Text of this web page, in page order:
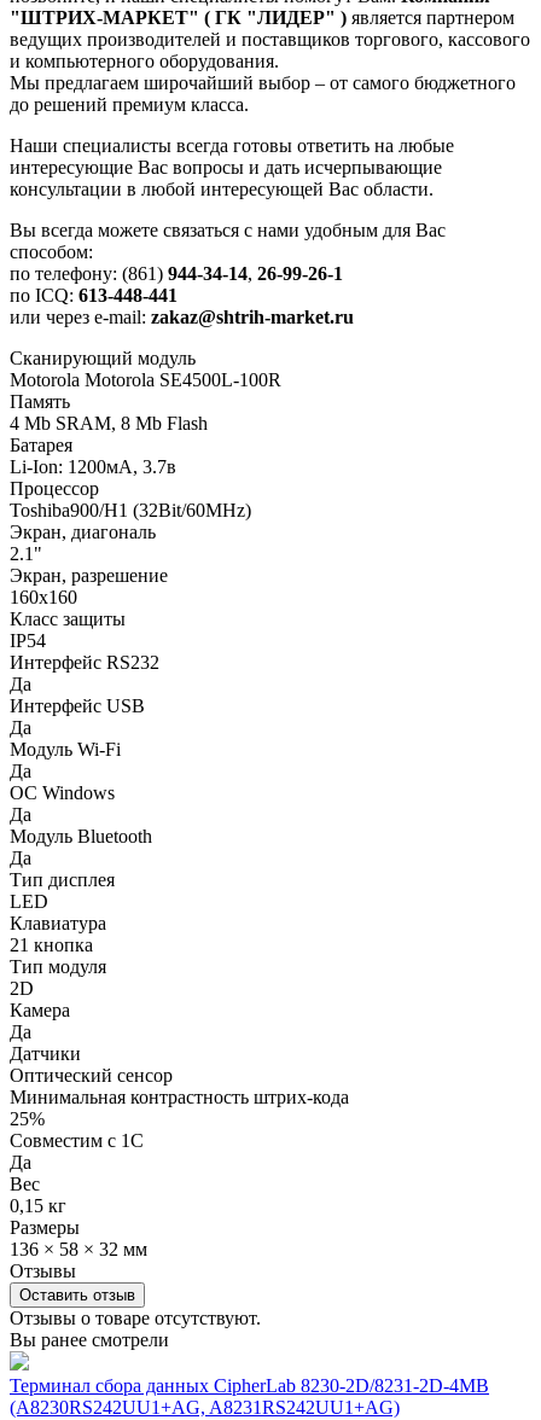
"ШТРИХ-МАРКЕТ" ( ГК "ЛИДЕР" ) является партнером
ведущих производителей и поставщиков торгового, кассового
и компьютерного оборудования.
Мы предлагаем широчайший выбор – от самого бюджетного
до решений премиум класса.
Наши специалисты всегда готовы ответить на любые
интересующие Вас вопросы и дать исчерпывающие
консультации в любой интересующей Вас области.
Вы всегда можете связаться с нами удобным для Вас
способом:
по телефону: (861) 944-34-14, 26-99-26-1
по ICQ: 613-448-441
или через e-mail: zakaz@shtrih-market.ru
Сканирующий модуль
Motorola Motorola SE4500L-100R
Память
4 Mb SRAM, 8 Mb Flash
Батарея
Li-Ion: 1200мА, 3.7в
Процессор
Toshiba900/H1 (32Bit/60MHz)
Экран, диагональ
2.1"
Экран, разрешение
160x160
Класс защиты
IP54
Интерфейс RS232
Да
Интерфейс USB
Да
Модуль Wi-Fi
Да
ОC Windows
Да
Модуль Bluetooth
Да
Тип дисплея
LED
Клавиатура
21 кнопка
Тип модуля
2D
Камера
Да
Датчики
Оптический сенсор
Минимальная контрастность штрих-кода
25%
Совместим с 1С
Да
Вес
0,15 кг
Размеры
136 × 58 × 32 мм
Отзывы
Оставить отзыв
Отзывы о товаре отсутствуют.
Вы ранее смотрели
Терминал сбора данных CipherLab 8230-2D/8231-2D-4MB
(A8230RS242UU1+AG, A8231RS242UU1+AG)